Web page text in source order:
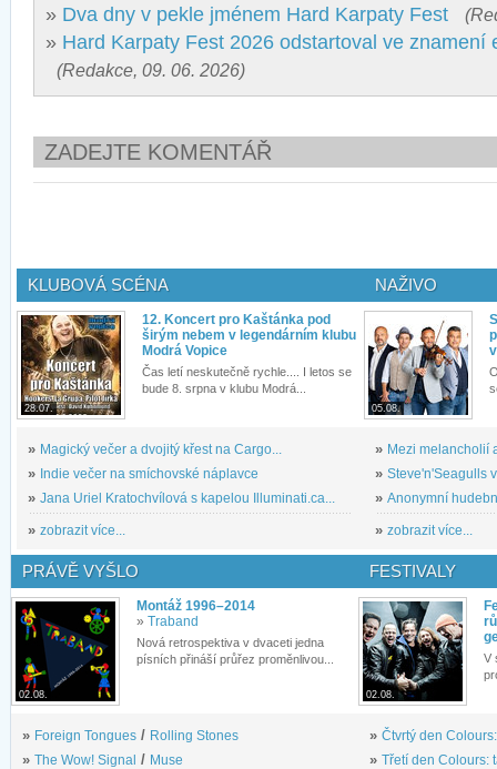
» Dva dny v pekle jménem Hard Karpaty Fest
» Hard Karpaty Fest 2026 odstartoval ve znamení
(Redakce, 09. 06. 2026)
ZADEJTE KOMENTÁŘ
KLUBOVÁ SCÉNA
28.07.
12. Koncert pro Kaštánka pod
širým nebem v legendárním klubu
Modrá Vopice
Čas letí neskutečně rychle.... I letos se
bude 8. srpna v klubu Modrá...
» Magický večer a dvojitý křest na Cargo...
» Indie večer na smíchovské náplavce
» Jana Uriel Kratochvílová s kapelou Illuminati.ca...
» zobrazit více...
NAŽIVO
05.08.
» Mezi melancholií
» Steve'n'Seagulls
» Anonymní
» zobrazit více...
PRÁVĚ VYŠLO
02.08.
Montáž 1996–2014
» Traband
Nová retrospektiva v dvaceti jedna
písních přináší průřez proměnlivou...
» Foreign Tongues / Rolling Stones
» The Wow! Signal / Muse
FESTIVALY
02.08.
V
» Čtvrtý den
» Třetí den Colours: